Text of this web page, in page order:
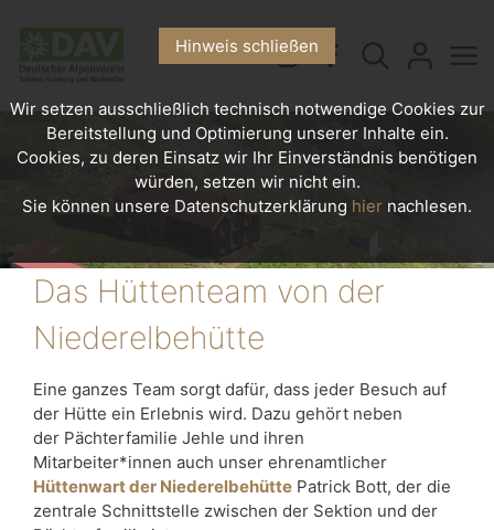
Das Hüttenteam von der
Niederelbehütte
Eine ganzes Team sorgt dafür, dass jeder Besuch auf
der Hütte ein Erlebnis wird. Dazu gehört neben
der Pächterfamilie Jehle und ihren
Mitarbeiter*innen auch unser ehrenamtlicher
Hüttenwart der Niederelbehütte Patrick Bott, der die
zentrale Schnittstelle zwischen der Sektion und der
Hinweis schließen
Wir setzen ausschließlich technisch notwendige Cookies zur
Bereitstellung und Optimierung unserer Inhalte ein.
Cookies, zu deren Einsatz wir Ihr Einverständnis benötigen
würden, setzen wir nicht ein.
Sie können unsere Datenschutzerklärung hier nachlesen.